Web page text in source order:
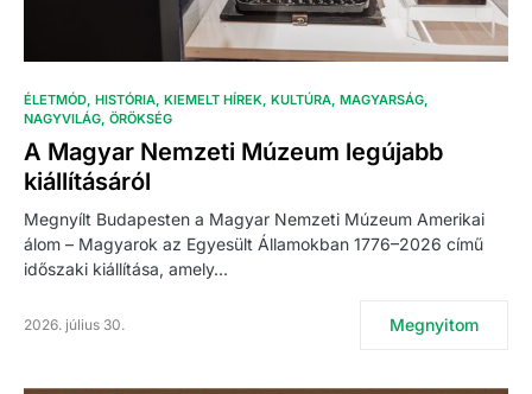
ÉLETMÓD HISTÓRIA KIEMELT HÍREK KULTÚRA MAGYARSÁG
NAGYVILÁG ÖRÖKSÉG
A Magyar Nemzeti Múzeum legújabb
kiállításáról
Megnyílt Budapesten a Magyar Nemzeti Múzeum Amerikai
álom – Magyarok az Egyesült Államokban 1776–2026 című
időszaki kiállítása, amely…
2026. július 30. Megnyitom